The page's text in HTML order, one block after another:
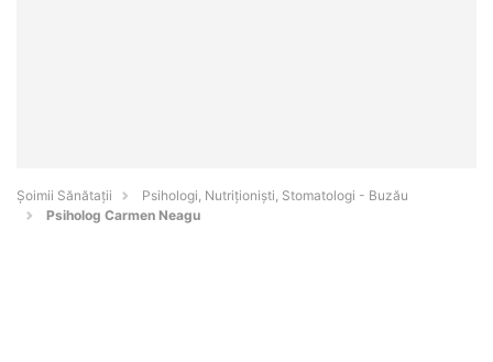
Şoimii Sănătații
Psihologi, Nutriționiști, Stomatologi - Buzău
Psiholog Carmen Neagu